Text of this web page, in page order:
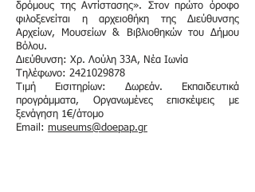
δρόμους της Αντίστασης». Στον πρώτο όροφο
φιλοξενείται η αρχειοθήκη της Διεύθυνσης
Αρχείων, Μουσείων & Βιβλιοθηκών του Δήμου
Βόλου.
Διεύθυνση: Χρ. Λούλη 33Α, Νέα Ιωνία
Τηλέφωνο: 2421029878
Τιμή Εισιτηρίων: Δωρεάν. Εκπαιδευτικά
προγράμματα, Οργανωμένες επισκέψεις με
ξενάγηση 1€/άτομο
Εmail: museums@doepap.gr